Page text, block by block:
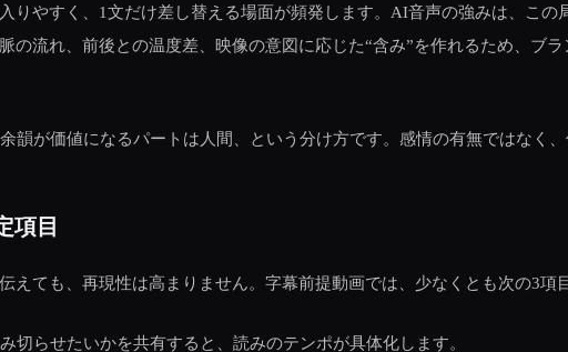
りやすく、1文だけ差し替える場面が頻発します。AI音声の強みは、こ
の流れ、前後との温度差、映像の意図に応じた“含み”を作れるため、ブ
韻が価値になるパートは人間、という分け方です。感情の有無ではなく
項目
えても、再現性は高まりません。字幕前提動画では、少なくとも次の3
らせたいかを共有すると、読みのテンポが具体化します。